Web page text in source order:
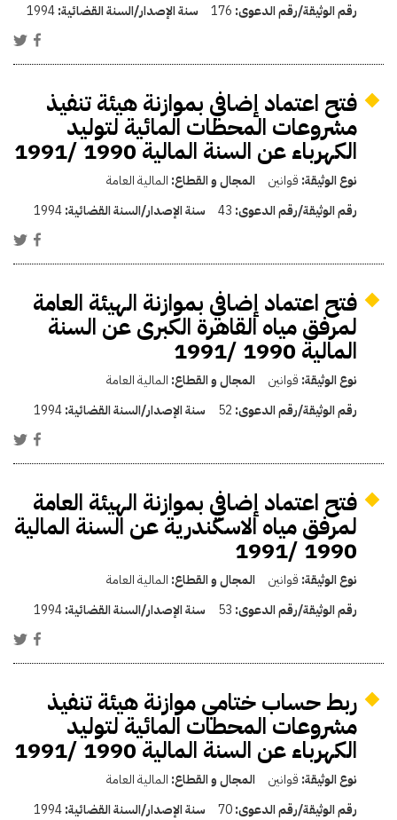
رقم الوثيقة/رقم الدعوى: 176 سنة الإصدار/السنة القضائية:1994
فتح اعتماد إضافي بموازنة هيئة تنفيذ
مشروعات المحطات المائية لتوليد
الكهرباء عن السنة المالية 1990 /1991
نوع الوثيقة: قوانين المجال و القطاع: المالية العامة
رقم الوثيقة/رقم الدعوى: 43 سنة الإصدار/السنة القضائية:1994
فتح اعتماد إضافي بموازنة الهيئة العامة
لمرفق مياه القاهرة الكبرى عن السنة
المالية 1990 /1991
نوع الوثيقة: قوانين المجال و القطاع: المالية العامة
رقم الوثيقة/رقم الدعوى: 52 سنة الإصدار/السنة القضائية:1994
فتح اعتماد إضافي بموازنة الهيئة العامة
لمرفق مياه الاسكندرية عن السنة المالية
1990 /1991
نوع الوثيقة: قوانين المجال و القطاع: المالية العامة
رقم الوثيقة/رقم الدعوى: 53 سنة الإصدار/السنة القضائية:1994
ربط حساب ختامي موازنة هيئة تنفيذ
مشروعات المحطات المائية لتوليد
الكهرباء عن السنة المالية 1990 /1991
نوع الوثيقة: قوانين المجال و القطاع: المالية العامة
رقم الوثيقة/رقم الدعوى:70 سنة الإصدار/السنة القضائية:1994